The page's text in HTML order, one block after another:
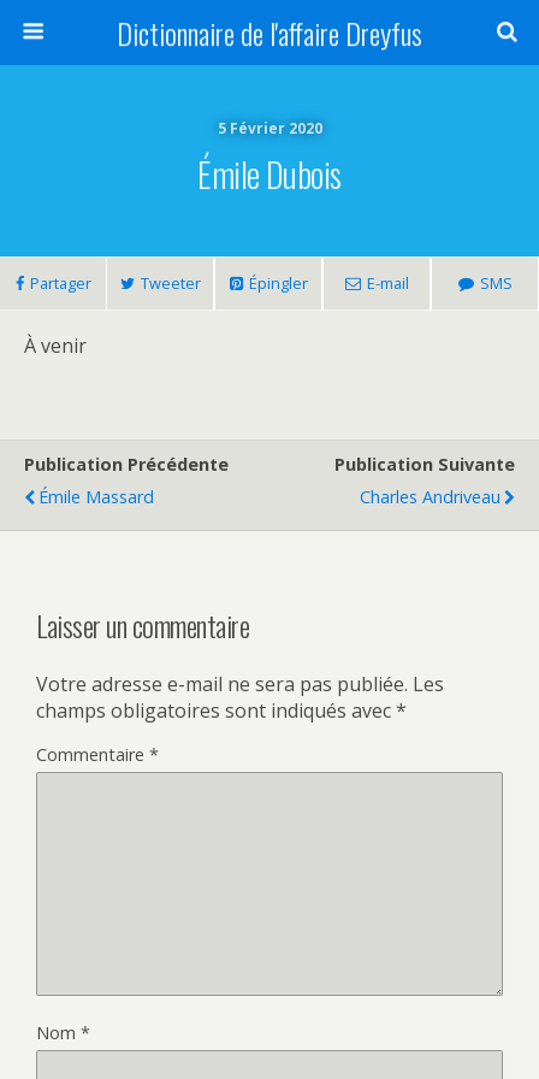
Dictionnaire de l'affaire Dreyfus
5 Février 2020
Émile Dubois
Partager Tweeter Épingler E-mail SMS
À venir
Publication Précédente
Émile Massard
Publication Suivante
Charles Andriveau
Laisser un commentaire
Votre adresse e-mail ne sera pas publiée. Les
champs obligatoires sont indiqués avec*
Commentaire *
Nom *